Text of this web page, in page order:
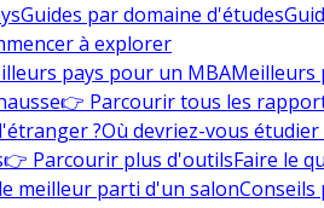
Guides par domaine d'études
à explorer
pays pour un MBAMeilleurs
👉 Parcourir tous les
?Où devriez-vous étudier
👉 Parcourir plus d'outilsFaire le
meilleur parti d'un salon